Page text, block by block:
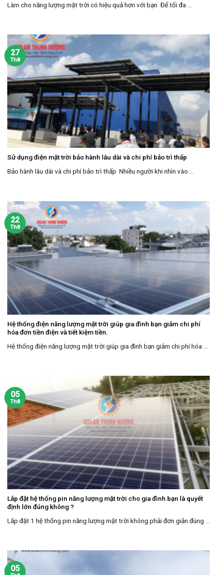
Làm cho năng lượng mặt trời có hiệu quả hơn với bạn Để tối đa ...
Sử dụng điện mặt trời bảo hành lâu dài và chi phí bảo trì thấp
Bảo hành lâu dài và chi phí bảo trì thấp Nhiều người khi nhìn vào ...
27
Th8
Hệ thống điện năng lượng mặt trời giúp gia đình bạn giảm chi phí
hóa đơn tiền điện và tiết kiệm tiền.
Hệ thống điện năng lượng mặt trời giúp gia đình bạn giảm chi phí hóa ...
22
Th8
Lắp đặt hệ thống pin năng lượng mặt trời cho gia đình bạn là quyết
định lớn đúng không ?
Lắp đặt 1 hệ thống pin năng lượng mặt trời không phải đơn giản đúng ...
05
Th8
05